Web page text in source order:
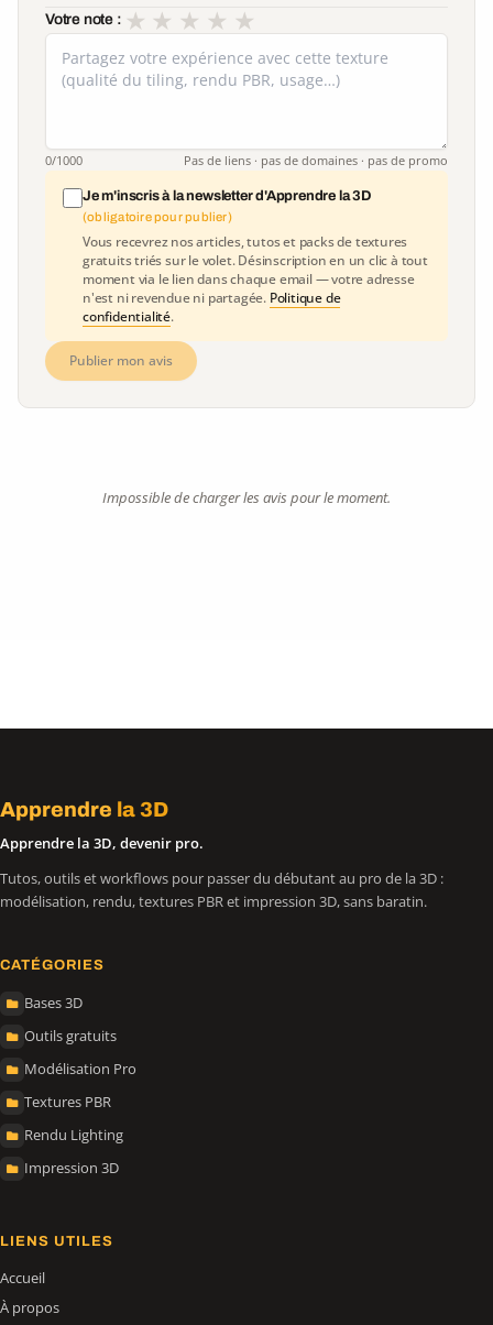
Votre note : ★
★
★
★
★
0/1000 Pas de liens · pas de domaines · pas de promo
Je m'inscris à la newsletter d'Apprendre la 3D
(obligatoire pour publier)
Vous recevrez nos articles, tutos et packs de textures
gratuits triés sur le volet. Désinscription en un clic à tout
moment via le lien dans chaque email — votre adresse
n'est ni revendue ni partagée. Politique de
confidentialité.
Publier mon avis
Impossible de charger les avis pour le moment.
Apprendre la 3D
Apprendre la 3D, devenir pro.
Tutos, outils et workflows pour passer du débutant au pro de la 3D :
modélisation, rendu, textures PBR et impression 3D, sans baratin.
CATÉGORIES
Bases 3D
Outils gratuits
Modélisation Pro
Textures PBR
Rendu Lighting
Impression 3D
LIENS UTILES
Accueil
À propos